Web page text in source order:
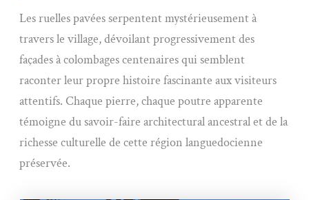
Les ruelles pavées serpentent mystérieusement à
travers le village, dévoilant progressivement des
façades à colombages centenaires qui semblent
raconter leur propre histoire fascinante aux visiteurs
attentifs. Chaque pierre, chaque poutre apparente
témoigne du savoir-faire architectural ancestral et de la
richesse culturelle de cette région languedocienne
préservée.